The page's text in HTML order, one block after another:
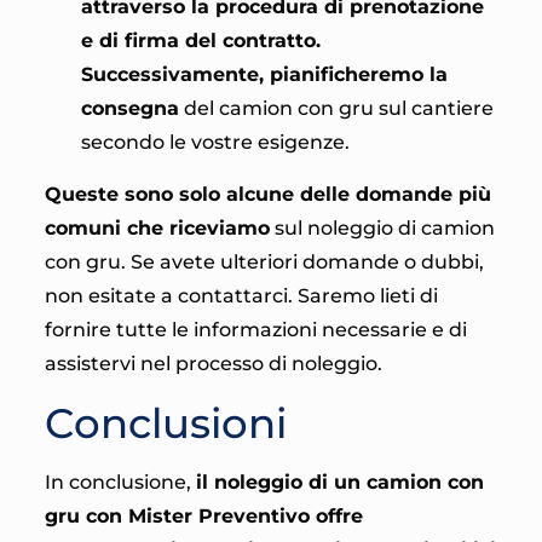
attraverso la procedura di prenotazione
e di firma del contratto.
Successivamente, pianificheremo la
consegna del camion con gru sul cantiere
secondo le vostre esigenze.
Queste sono solo alcune delle domande più
comuni che riceviamosul noleggio di camion
con gru. Se avete ulteriori domande o dubbi,
non esitate a contattarci. Saremo lieti di
fornire tutte le informazioni necessarie e di
assistervi nel processo di noleggio.
Conclusioni
In conclusione, il noleggio di un camion con
gru con Mister Preventivo offre